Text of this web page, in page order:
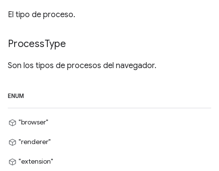
El tipo de proceso.
ProcessType
Son los tipos de procesos del navegador.
ENUM
"browser"
"renderer"
"extension"